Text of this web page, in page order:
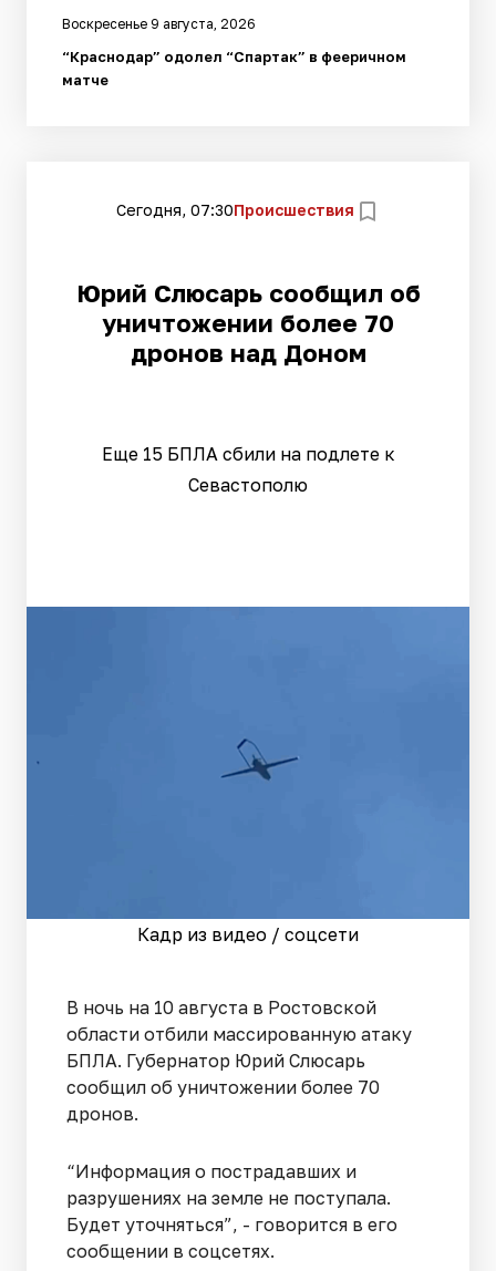
Воскресенье 9 августа, 2026
“Краснодар” одолел “Спартак” в фееричном
матче
Сегодня, 07:30Происшествия
Юрий Слюсарь сообщил об
уничтожении более 70
дронов над Доном
Еще 15 БПЛА сбили на подлете к
Севастополю
Кадр из видео / соцсети
В ночь на 10 августа в Ростовской
области отбили массированную атаку
БПЛА. Губернатор Юрий Слюсарь
сообщил об уничтожении более 70
дронов.
“Информация о пострадавших и
разрушениях на земле не поступала.
Будет уточняться”, - говорится в его
сообщении в соцсетях.